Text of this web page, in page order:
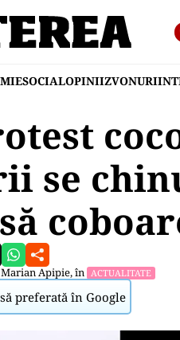
SOCIALOPINIIZVONURI
se
Marian Apipie, în ACTUALITATE
preferată în Google